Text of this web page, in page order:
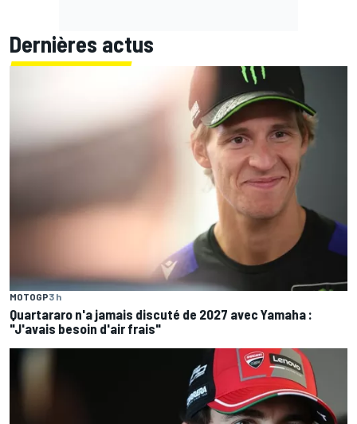
Dernières actus
MOTOGP3 h
Quartararo n'a jamais discuté de 2027 avec Yamaha :
"J'avais besoin d'air frais"